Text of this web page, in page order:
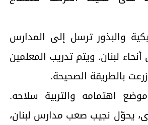
والبذور ترسل إلى المدارس
لبنان. ويتم تدريب المعلمين
بالطريقة الصحيحة.
اهتمامه والتربية سلاحه.
يحوّل نجيب صعب مدارس لبنان،